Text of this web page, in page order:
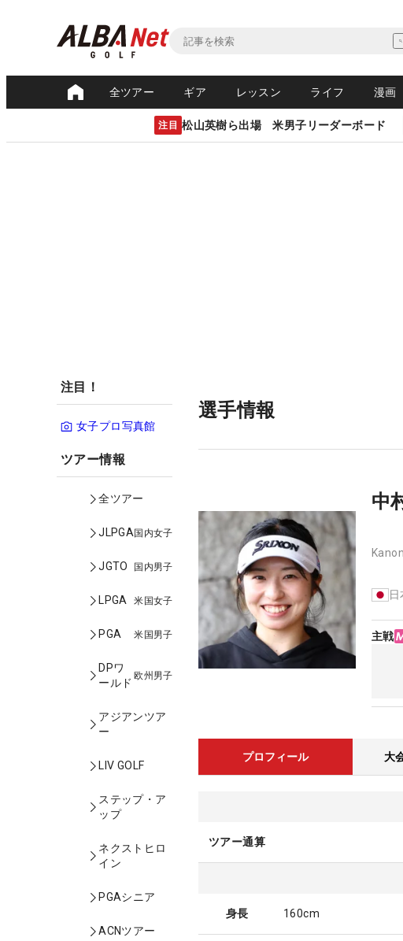
全ツアー ギア レッスン ライフ 漫画
注目 松山英樹ら出場 米男子リーダーボード
注目！
女子プロ写真館
ツアー情報
全ツアー
JLPGA国内女子
JGTO 国内男子
LPGA 米国女子
PGA 米国男子
DPワ
ールド
欧州男子
アジアンツア
ー
LIV GOLF
ステップ・ア
ップ
ネクストヒロ
イン
PGAシニア
ACNツアー
選手情報
中
日
主戦
プロフィール 大
ツアー通算
身長 160cm